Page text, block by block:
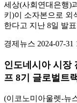
세상(사회연대은행)
키)이 소자본으로 외
한다고 지난 8일 발
경제뉴스 2024-07-31
인도네시아 시장
프 8기 글로벌트
(이코노미아울렛-뉴